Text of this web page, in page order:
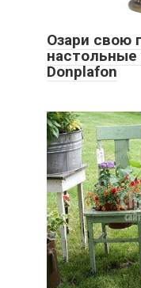
Озари свою
настольные
Donplafon